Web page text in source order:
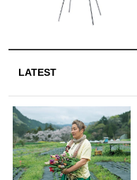
LATEST